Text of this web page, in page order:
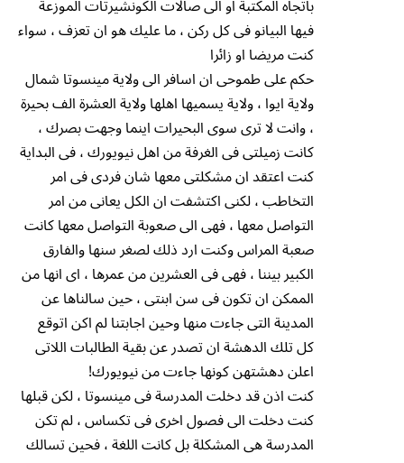
فيها البيانو فى كل ركن ، ما عليك هو ان تعزف ، سواء
كنت مريضا او زائرا
حكم على طموحى ان اسافر الى ولاية مينسوتا شمال
ولاية ايوا ، ولاية يسميها اهلها ولاية العشرة الف بحيرة
، وانت لا ترى سوى البحيرات اينما وجهت بصرك ،
كانت زميلتى فى الغرفة من اهل نيويورك ، فى البداية
كنت اعتقد ان مشكلتى معها شان فردى فى امر
التخاطب ، لكنى اكتشفت ان الكل يعانى من امر
التواصل معها ، فهى الى صعوبة التواصل معها كانت
صعبة المراس وكنت ارد ذلك لصغر سنها والفارق
الكبير بيننا ، فهى فى العشرين من عمرها ، اى انها من
الممكن ان تكون فى سن ابنتى ، حين سالناها عن
المدينة التى جاءت منها وحين اجابتنا لم اكن اتوقع
كل تلك الدهشة ان تصدر عن بقية الطالبات اللاتى
اعلن دهشتهن كونها جاءت من نيويورك!
كنت اذن قد دخلت المدرسة فى مينسوتا ، لكن قبلها
كنت دخلت الى فصول اخرى فى تكساس ، لم تكن
المدرسة هى المشكلة بل كانت اللغة ، فحين تسالك